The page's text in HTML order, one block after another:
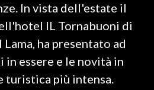
In vista dell'estate il
IL Tornabuoni di
ha presentato ad
in essere e le novità in
turistica più intensa.